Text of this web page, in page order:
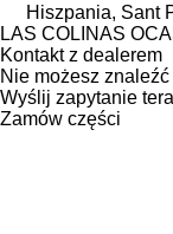
Hiszpania, Sant
LAS COLINAS
Kontakt z dealerem
Nie możesz
Wyślij zapytanie
Zamów części